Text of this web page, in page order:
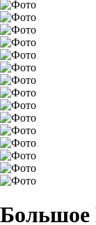
Большое